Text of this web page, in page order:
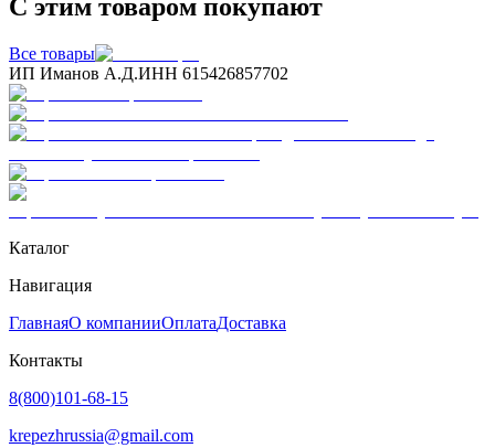
С этим товаром покупают
Все товары
ИП Иманов А.Д.ИНН 615426857702
Каталог
Навигация
ГлавнаяО компанииОплатаДоставка
Контакты
8(800)101-68-15
krepezhrussia@gmail.com